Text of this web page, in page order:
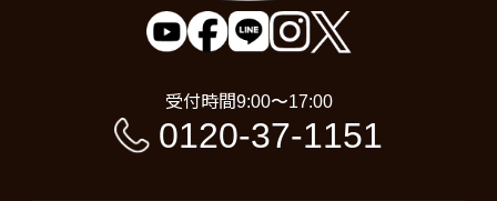
受付時間9:00〜17:00
0120-37-1151